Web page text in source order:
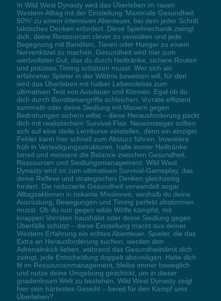
In Wild West Dynasty wird das Überleben im rauen
Western-Alltag mit der Einstellung 'Maximale Gesundheit
50%' zu einem intensiven Abenteuer, bei dem jeder Schritt
taktisches Denken erfordert. Diese Spielmechanik zwingt
dich, deine Ressourcen clever zu verwalten und jede
Begegnung mit Banditen, Tieren oder Hunger zu einem
Nervenkitzel zu machen. Gesundheit wird hier zum
wertvollsten Gut, das du durch Heiltränke, sichere Routen
und präzises Timing schützen musst. Wer sich als
erfahrener Spieler in der Wildnis beweisen will, für den
wird das Überleben mit halber Lebensleiste zum
ultimativen Test von Ausdauer und Können. Egal ob du
dich durch Banditenangriffe schleichen, Vorräte effizient
sammeln oder deine Siedlung mit Mauern gegen
Bedrohungen sichern willst – diese Herausforderung packt
dich mit realistischem Survival-Flair. Neueinsteiger sollten
sich auf eine steile Lernkurve einstellen, denn ein einziger
Fehler kann hier schnell zum Absturz führen. Investiere
früh in Verteidigungsstrukturen, halte immer Heiltränke
bereit und meistere die Balance zwischen Gesundheit,
Ressourcen und Siedlungsmanagement. Wild West
Dynasty wird so zum ultimativen Survival-Gameplay, das
deine Reflexe und strategisches Denken gleichzeitig
fordert. Die reduzierte Gesundheit verwandelt sogar
Alltagsaktionen in riskante Missionen, weshalb du deine
Ausrüstung, Bewegungen und Timing perfekt abstimmen
musst. Ob du nun gegen wilde Wölfe kämpfst, mit
knappen Vorräten haushälst oder deine Siedlung gegen
Überfälle schützt – diese Einstellung macht aus deiner
Western-Erfahrung ein echtes Abenteuer. Spieler, die das
Extra an Herausforderung suchen, werden den
Adrenalinkick lieben, während das Gesundheitslimit dich
zwingt, jede Entscheidung doppelt abzuwägen. Halte dich
fit im Ressourcenmanagement, bleibe immer beweglich
und nutze deine Umgebung geschickt, um in dieser
gnadenlosen Welt zu bestehen. Wild West Dynasty zeigt
hier sein härtestes Gesicht – bereit für den Kampf ums
Überleben?